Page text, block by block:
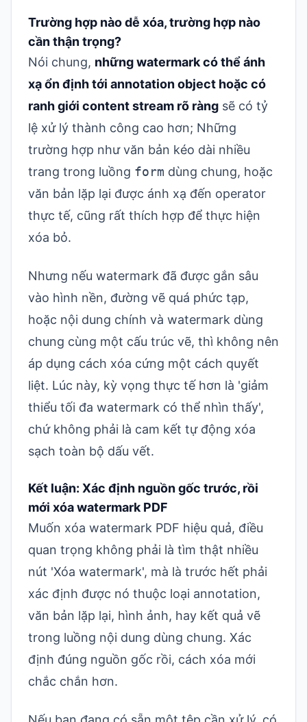
Trường hợp nào dễ xóa, trường hợp nào
cần thận trọng?
Nói chung, những watermark có thể ánh
xạ ổn định tới annotation object hoặc có
ranh giới content stream rõ ràng sẽ có tỷ
lệ xử lý thành công cao hơn; Những
trường hợp như văn bản kéo dài nhiều
trang trong luồng form dùng chung, hoặc
văn bản lặp lại được ánh xạ đến operator
thực tế, cũng rất thích hợp để thực hiện
xóa bỏ.
Nhưng nếu watermark đã được gắn sâu
vào hình nền, đường vẽ quá phức tạp,
hoặc nội dung chính và watermark dùng
chung cùng một cấu trúc vẽ, thì không nên
áp dụng cách xóa cứng một cách quyết
liệt. Lúc này, kỳ vọng thực tế hơn là 'giảm
thiểu tối đa watermark có thể nhìn thấy',
chứ không phải là cam kết tự động xóa
sạch toàn bộ dấu vết.
Kết luận: Xác định nguồn gốc trước, rồi
mới xóa watermark PDF
Muốn xóa watermark PDF hiệu quả, điều
quan trọng không phải là tìm thật nhiều
nút 'Xóa watermark', mà là trước hết phải
xác định được nó thuộc loại annotation,
văn bản lặp lại, hình ảnh, hay kết quả vẽ
trong luồng nội dung dùng chung. Xác
định đúng nguồn gốc rồi, cách xóa mới
chắc chắn hơn.